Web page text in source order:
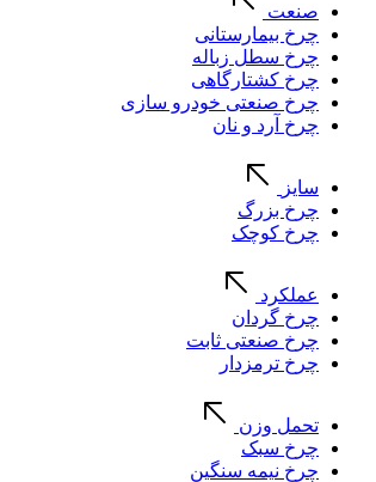
صنعت
چرخ بیمارستانی
چرخ سطل زباله
چرخ کشتارگاهی
چرخ صنعتی خودرو سازی
چرخ آرد و نان
سایز
چرخ بزرگ
چرخ کوچک
عملکرد
چرخ گردان
چرخ صنعتی ثابت
چرخ ترمزدار
تحمل وزن
چرخ سبک
چرخ نیمه سنگین